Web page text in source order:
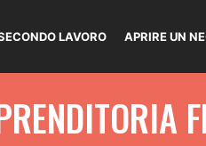
LAVORO APRIRE UN